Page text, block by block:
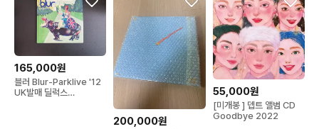
165,000원
블러 Blur-Parklive '12
UK발매 딜럭스
200,000원
55,000원
[미개봉 ] 뎁트 앨범 CD
Goodbye 2022